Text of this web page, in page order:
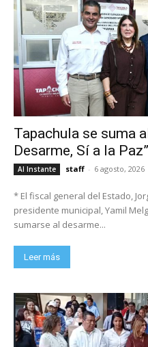
Tapachula se suma
Desarme, Sí a la Paz”
Al Instante staff - 6 agosto, 2026
* El fiscal general del Estado,
presidente municipal, Yamil
sumarse al desarme...
Leer más